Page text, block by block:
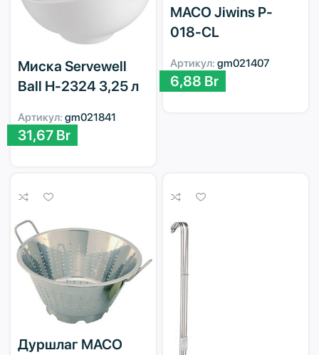
Миска Servewell
Ball H-2324 3,25 л
Артикул: gm021841
31,67 Br
MACO Jiwins P-
018-CL
Артикул: gm021407
6,88 Br
Дуршлаг MACO